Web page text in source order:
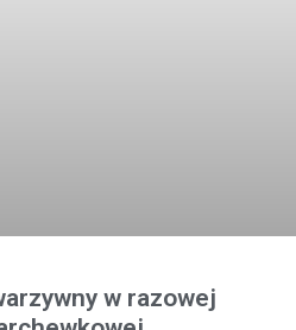
w razowej